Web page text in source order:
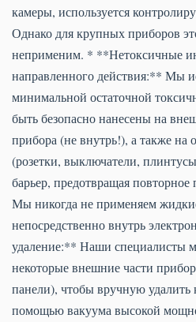
камеры, используется
Однако для крупных приборов
неприменим. * **Нетоксичные
направленного действия:** Мы
минимальной остаточной
быть безопасно нанесены на
прибора (не внутрь!), а также на
(розетки, выключатели,
барьер, предотвращая
Мы никогда не применяем
непосредственно внутрь
удаление:** Наши специалисты
некоторые внешние части
панели), чтобы вручную удалить
помощью вакуума высокой